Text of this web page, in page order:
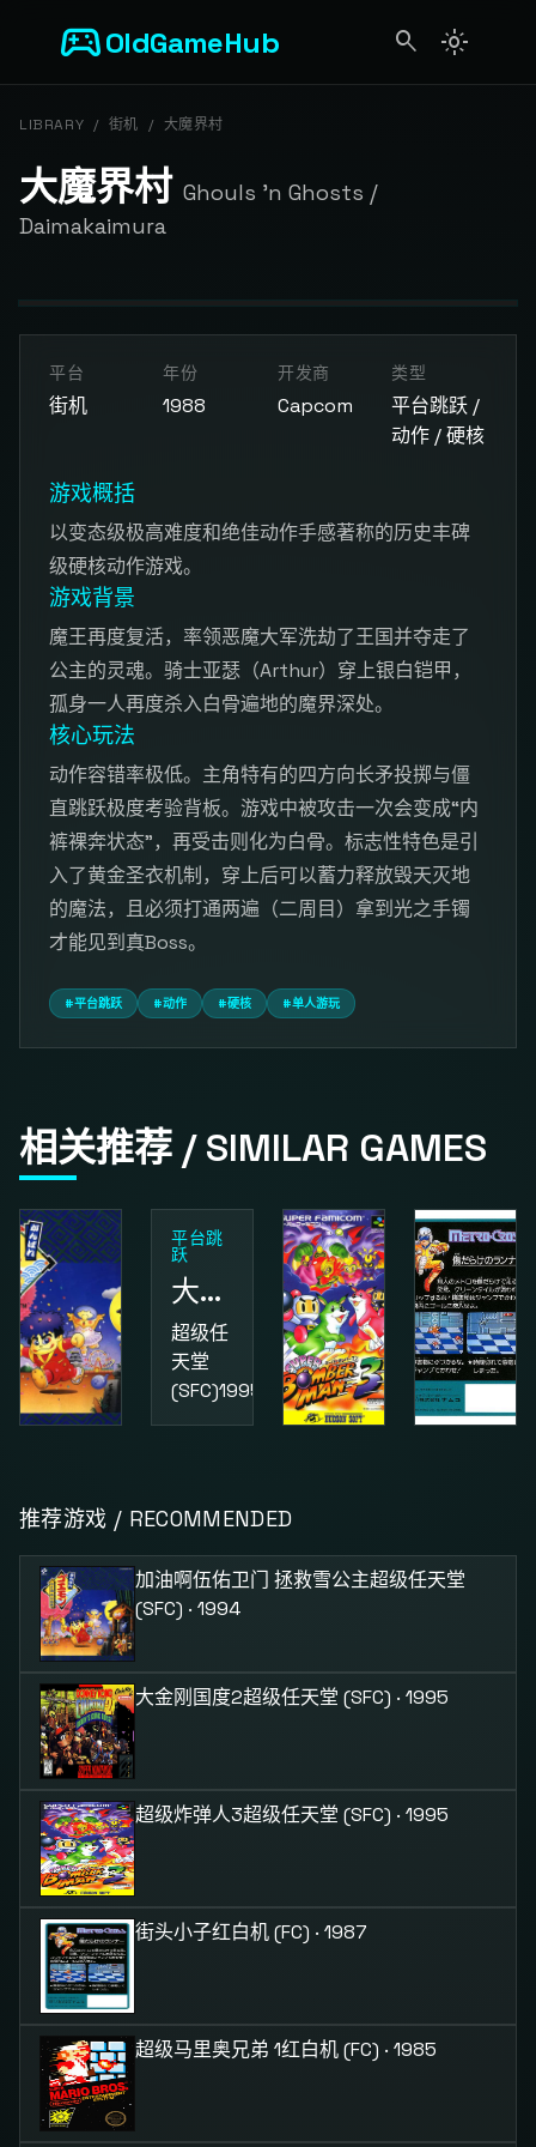
sports_esportsOldGameHub search light_mode
LIBRARY / 街机 / 大魔界村
大魔界村 Ghouls 'n Ghosts /
Daimakaimura
开始游戏
点击按钮加载游戏模拟器
平台
街机
年份
1988
开发商
Capcom
类型
平台跳跃 /
动作 / 硬核
游戏概括
以变态级极高难度和绝佳动作手感著称的历史丰碑
级硬核动作游戏。
游戏背景
魔王再度复活，率领恶魔大军洗劫了王国并夺走了
公主的灵魂。骑士亚瑟（Arthur）穿上银白铠甲，
孤身一人再度杀入白骨遍地的魔界深处。
核心玩法
动作容错率极低。主角特有的四方向长矛投掷与僵
直跳跃极度考验背板。游戏中被攻击一次会变成“内
裤裸奔状态”，再受击则化为白骨。标志性特色是引
入了黄金圣衣机制，穿上后可以蓄力释放毁天灭地
的魔法，且必须打通两遍（二周目）拿到光之手镯
才能见到真Boss。
#平台跳跃 #动作 #硬核 #单人游玩
相关推荐 / SIMILAR GAMES
超级任
天堂
(SFC)1994
平台跳
跃
大金刚国度2
超级任
天堂
(SFC)1995
天堂
(SFC)1995
(FC)1987
推荐游戏 / RECOMMENDED
加油啊伍佑卫门 拯救雪公主超级任天堂
(SFC) · 1994
大金刚国度2超级任天堂 (SFC) · 1995
超级炸弹人3超级任天堂 (SFC) · 1995
街头小子红白机 (FC) · 1987
超级马里奥兄弟 1红白机 (FC) · 1985